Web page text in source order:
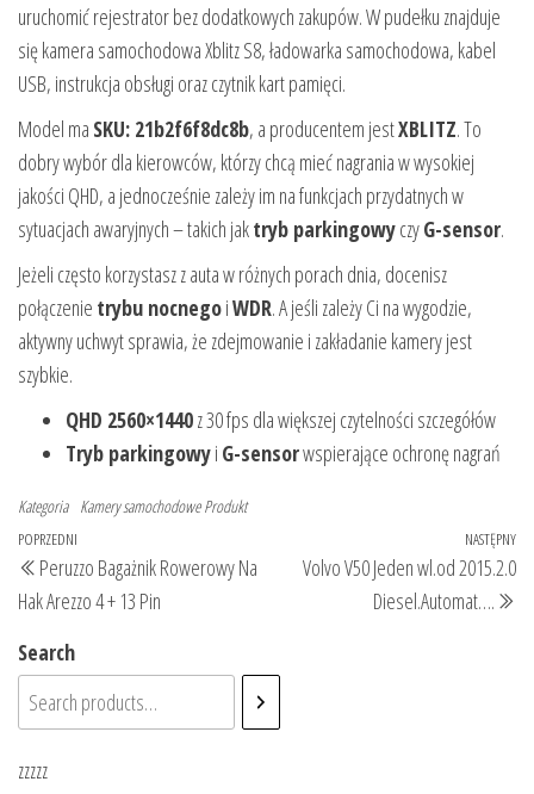
uruchomić rejestrator bez dodatkowych zakupów. W pudełku znajduje
się kamera samochodowa Xblitz S8, ładowarka samochodowa, kabel
USB, instrukcja obsługi oraz czytnik kart pamięci.
Model ma SKU: 21b2f6f8dc8b, a producentem jestXBLITZ. To
dobry wybór dla kierowców, którzy chcą mieć nagrania w wysokiej
jakości QHD, a jednocześnie zależy im na funkcjach przydatnych w
sytuacjach awaryjnych – takich jaktryb parkingowyczyG-sensor.
Jeżeli często korzystasz z auta w różnych porach dnia, docenisz
połączenie trybu nocnegoiWDR. A jeśli zależy Ci na wygodzie,
aktywny uchwyt sprawia, że zdejmowanie i zakładanie kamery jest
szybkie.
QHD 2560×1440z 30 fps dla większej czytelności szczegółów
Tryb parkingowyi G-sensorwspierające ochronę nagrań
Kategoria Kamery samochodowe Produkt
Nawigacja
wpisu
Poprzedni
wpis
POPRZEDNI
Peruzzo Bagażnik Rowerowy Na
Hak Arezzo 4 + 13 Pin
NASTĘPNY
Volvo V50 Jeden wl.od 2015.2.0
Diesel.Automat….
Search
zzzzz